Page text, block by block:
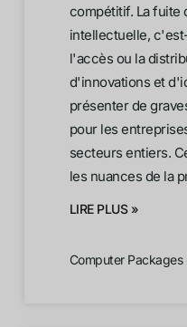
compétitif. La fuite
intellectuelle,
l'accès ou la
d'innovations et
présenter de
pour les
secteurs entiers.
les nuances de la
LIRE PLUS »
Computer Packages